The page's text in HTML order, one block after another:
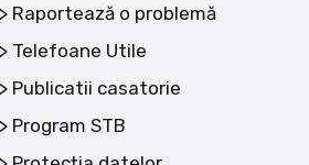
Raportează o problemă
Telefoane Utile
Publicatii casatorie
Program STB